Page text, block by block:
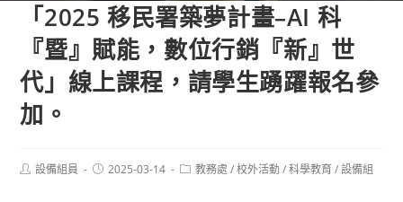
「2025 移民署築夢計畫–AI 科
『暨』賦能，數位行銷『新』世
代」線上課程，請學生踴躍報名參
加。
Post設備組員
Post2025-03-14
Post教務處 / 校外活動 / 科學教育 / 設備組